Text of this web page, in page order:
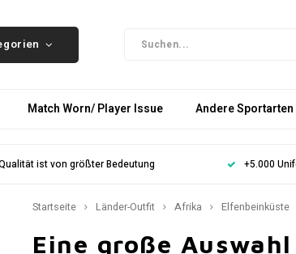
Match Worn/ Player Issue Andere Sportarten
ist von größter Bedeutung +5.000
Startseite Länder-Outfit Afrika Elfenbeinküste
Eine große